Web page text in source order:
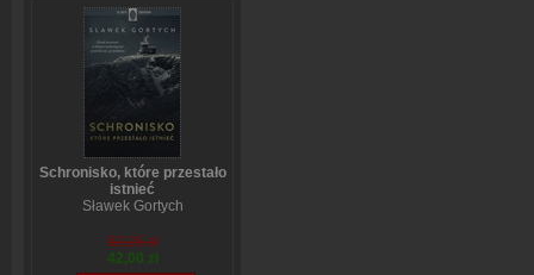
Schronisko, które przestało
istnieć
Sławek Gortych
52,25 zł
42,00 zł